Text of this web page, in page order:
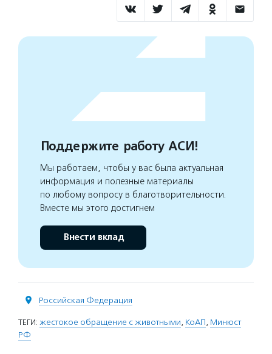
Поддержите работу АСИ!
Мы работаем, чтобы у вас была актуальная
информация и полезные материалы
по любому вопросу в благотворительности.
Вместе мы этого достигнем
Внести вклад
Российская Федерация
ТЕГИ: жестокое обращение с животными, КоАП, Минюст
РФ